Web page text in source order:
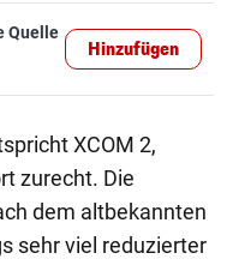
Quelle
Hinzufügen
XCOM 2,
zurecht. Die
dem altbekannten
sehr viel reduzierter